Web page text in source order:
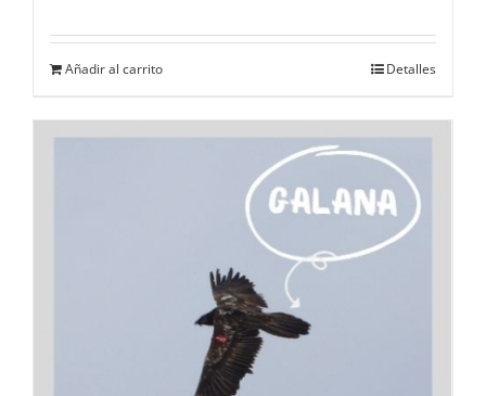
Añadir al carrito Detalles